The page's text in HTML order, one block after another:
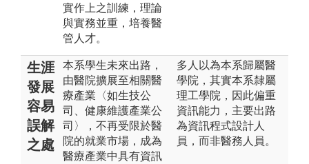
實作上之訓練，理論
與實務並重，培養醫
管人才。
生涯
發展
容易
誤解
之處
本系學生未來出路，
由醫院擴展至相關醫
療產業〈如生技公
司、健康維護產業公
司〉，不再受限於醫
院的就業市場，成為
醫療產業中具有資訊
多人以為本系歸屬醫
學院，其實本系隸屬
理工學院，因此偏重
資訊能力，主要出路
為資訊程式設計人
員，而非醫務人員。